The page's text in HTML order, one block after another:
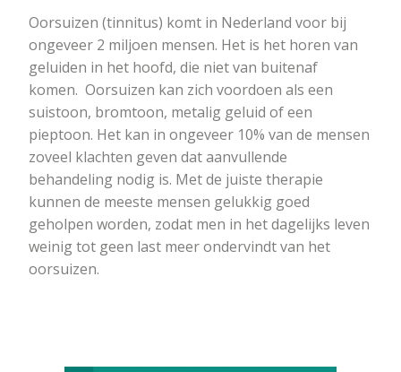
Oorsuizen (tinnitus) komt in Nederland voor bij
ongeveer 2 miljoen mensen. Het is het horen van
geluiden in het hoofd, die niet van buitenaf
komen. Oorsuizen kan zich voordoen als een
suistoon, bromtoon, metalig geluid of een
pieptoon. Het kan in ongeveer 10% van de mensen
zoveel klachten geven dat aanvullende
behandeling nodig is. Met de juiste therapie
kunnen de meeste mensen gelukkig goed
geholpen worden, zodat men in het dagelijks leven
weinig tot geen last meer ondervindt van het
oorsuizen.